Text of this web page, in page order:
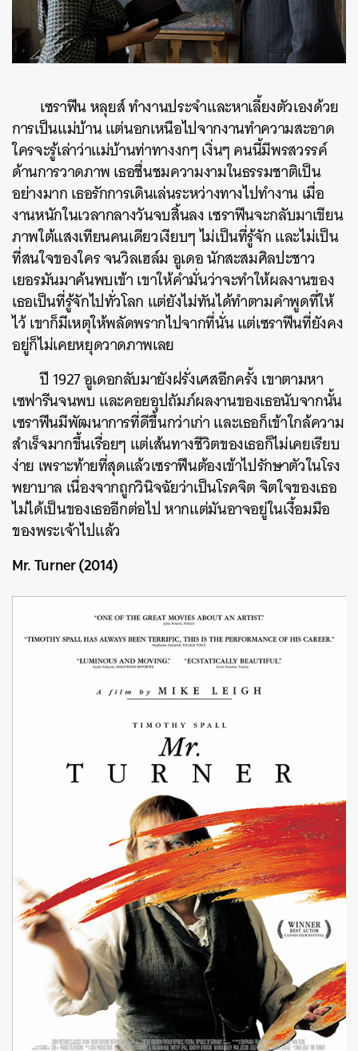
เซราฟีน หลุยส์ ทำงานประจำและหาเลี้ยงตัวเองด้วย
การเป็นแม่บ้าน แต่นอกเหนือไปจากงานทำความสะอาด
ใครจะรู้เล่าว่าแม่บ้านท่าทางงกๆ เงิ่นๆ คนนี้มีพรสวรรค์
ด้านการวาดภาพ เธอชื่นชมความงามในธรรมชาติเป็น
อย่างมาก เธอรักการเดินเล่นระหว่างทางไปทำงาน เมื่อ
งานหนักในเวลากลางวันจบสิ้นลง เซราฟีนจะกลับมาเขียน
ภาพใต้แสงเทียนคนเดียวเงียบๆ ไม่เป็นที่รู้จัก และไม่เป็น
ที่สนใจของใคร จนวิลเฮล์ม อูเดอ นักสะสมศิลปะชาว
เยอรมันมาค้นพบเข้า เขาให้คำมั่นว่าจะทำให้ผลงานของ
เธอเป็นที่รู้จักไปทั่วโลก แต่ยังไม่ทันได้ทำตามคำพูดที่ให้
ไว้ เขาก็มีเหตุให้พลัดพรากไปจากที่นั่น แต่เซราฟีนที่ยังคง
อยู่ก็ไม่เคยหยุดวาดภาพเลย
ปี 1927 อูเดอกลับมายังฝรั่งเศสอีกครั้ง เขาตามหา
เซฟารีนจนพบ และคอยอุปถัมภ์ผลงานของเธอนับจากนั้น
เซราฟีนมีพัฒนาการที่ดีขึ้นกว่าเก่า และเธอก็เข้าใกล้ความ
สำเร็จมากขึ้นเรื่อยๆ แต่เส้นทางชีวิตของเธอก็ไม่เคยเรียบ
ง่าย เพราะท้ายที่สุดแล้วเซราฟีนต้องเข้าไปรักษาตัวในโรง
พยาบาล เนื่องจากถูกวินิจฉัยว่าเป็นโรคจิต จิตใจของเธอ
ไม่ได้เป็นของเธออีกต่อไป หากแต่มันอาจอยู่ในเงื้อมมือ
ของพระเจ้าไปแล้ว
Mr. Turner (2014)